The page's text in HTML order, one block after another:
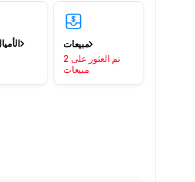
مبيعات
2 تم العثور على
مبيعات